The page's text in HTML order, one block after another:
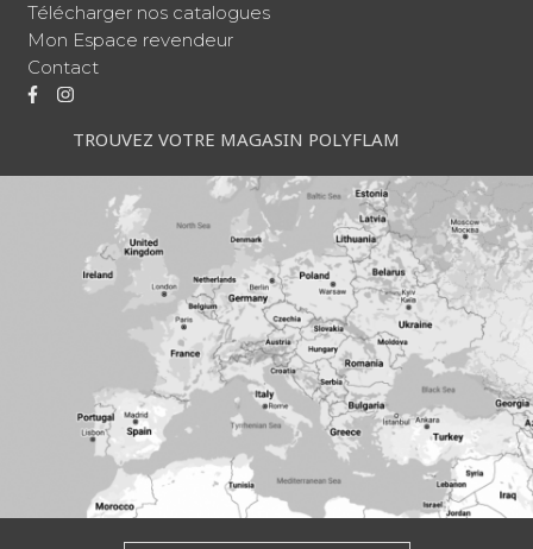
Télécharger nos catalogues
Mon Espace revendeur
Contact
TROUVEZ VOTRE MAGASIN POLYFLAM